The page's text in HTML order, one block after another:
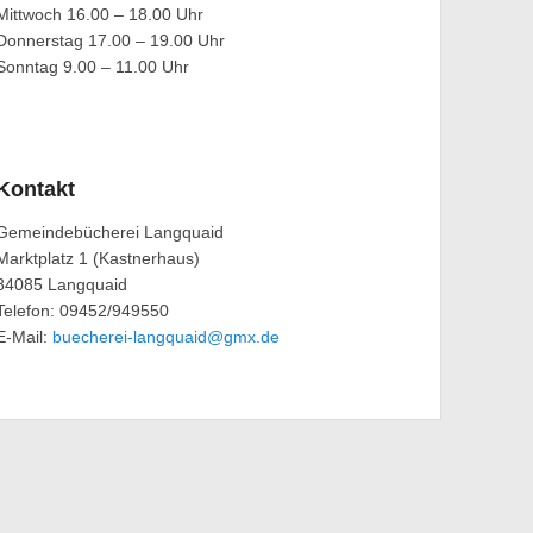
16.00 – 18.00 Uhr
17.00 – 19.00 Uhr
9.00 – 11.00 Uhr
Langquaid
1 (Kastnerhaus)
Langquaid
09452/949550
Mail: buecherei-langquaid@gmx.de